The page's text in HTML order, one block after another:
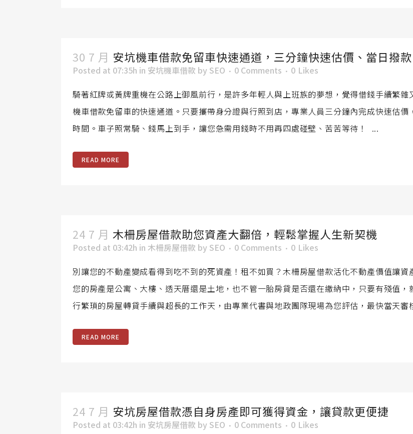
30 7 月 安坑機車借款免留車快速通道，三分鐘快速估價、當日撥款
Posted at 07:35h in 安坑機車借款 by SEO 0 Comments 0 Likes
騎著紅牌或黃牌重機在公路上御風前行，是許多年輕人與上班族的夢想，覺得借錢手續繁
機車借款免留車的快速通道。只要攜帶身分證與行照到店，專業人員三分鐘內完成快速估
時間。車子照常騎、錢馬上到手，讓您急需用錢時不用再四處碰壁、苦苦等待！ ...
READ MORE
24 7 月 木柵房屋借款助您資產大翻倍，輕鬆掌握人生新契機
Posted at 03:42h in 木柵房屋借款 by SEO 0 Comments 0 Likes
別讓您的不動產變成看得到吃不到的死資產！租不如買？木柵房屋借款活化不動產價值讓
您的房產是公寓、大樓、透天厝還是土地，也不管一胎房貸是否還在繳納中，只要有殘值
行繁瑣的房屋轉貸手續與超長的工作天，由專業代書與地政團隊現場為您評估，最快當天審
READ MORE
24 7 月 安坑房屋借款憑自身房產即可獲得資金，讓貸款更便捷
Posted at 03:42h in 安坑房屋借款 by SEO 0 Comments 0 Likes